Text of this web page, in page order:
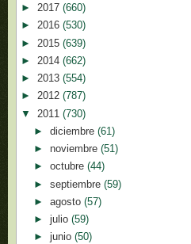
► 2017 (660)
► 2016 (530)
► 2015 (639)
► 2014 (662)
► 2013 (554)
► 2012 (787)
▼ 2011 (730)
► diciembre (61)
► noviembre (51)
► octubre (44)
► septiembre (59)
► agosto (57)
► julio (59)
► junio (50)